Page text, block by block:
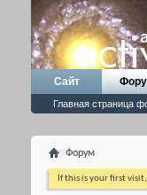
Сайт
Главная страница
Форум
If this is your first